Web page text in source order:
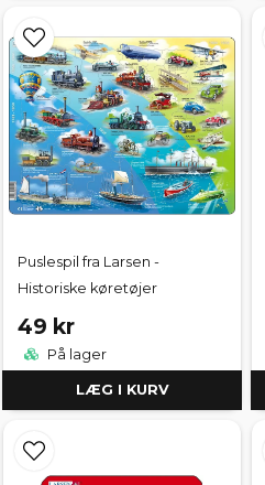
Puslespil fra Larsen -
Historiske køretøjer
49 kr
På lager
LÆG I KURV